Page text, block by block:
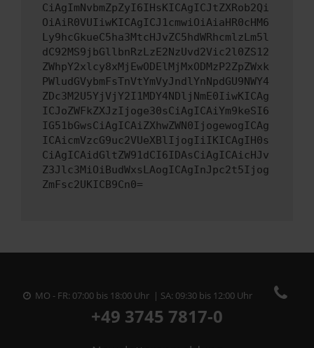
CiAgImNvbmZpZyI6IHsKICAgICJtZXRob2Qi
OiAiR0VUIiwKICAgICJ1cmwiOiAiaHR0cHM6
Ly9hcGkueC5ha3MtcHJvZC5hdWRhcmlzLm5l
dC92MS9jbGllbnRzLzE2NzUvd2Vic2l0ZS12
ZWhpY2xlcy8xMjEwODElMjMxODMzP2ZpZWxk
PWludGVybmFsTnVtYmVyJndlYnNpdGU9NWY4
ZDc3M2U5YjVjY2I1MDY4NDljNmE0IiwKICAg
ICJoZWFkZXJzIjoge30sCiAgICAiYm9keSI6
IG51bGwsCiAgICAiZXhwZWN0IjogewogICAg
ICAicmVzcG9uc2VUeXBlIjogIiIKICAgIH0s
CiAgICAidGltZW91dCI6IDAsCiAgICAicHJv
Z3Jlc3MiOiBudWxsLAogICAgInJpc2t5Ijog
ZmFsc2UKICB9Cn0=
MO - FR: 07:00 bis 18:00 Uhr | SA: 09:30 bis 12:00 Uhr
+49 3745 7817-0